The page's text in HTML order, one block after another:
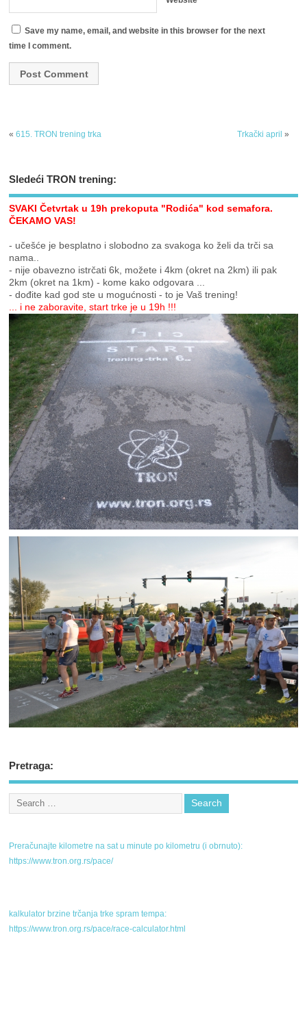
Save my name, email, and website in this browser for the next
time I comment.
«615. TRON trening trka Trkački april »
Sledeći TRON trening:
SVAKI Četvrtak u 19h prekoputa "Rodića" kod semafora.
ČEKAMO VAS!
- učešće je besplatno i slobodno za svakoga ko želi da trči sa
nama..
- nije obavezno istrčati 6k, možete i 4km (okret na 2km) ili pak
2km (okret na 1km) - kome kako odgovara ...
- dođite kad god ste u mogućnosti - to je Vaš trening!
... i ne zaboravite, start trke je u 19h !!!
Pretraga:
Preračunajte kilometre na sat u minute po kilometru (i obrnuto):
https://www.tron.org.rs/pace/
kalkulator brzine trčanja trke spram tempa:
https://www.tron.org.rs/pace/race-calculator.html